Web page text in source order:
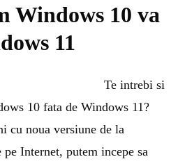
Windows 10 va
11
Te intrebi si
10 fata de Windows 11?
cu noua versiune de la
Internet, putem incepe sa